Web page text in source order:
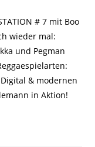
# 7 mit Boo
wieder mal:
und Pegman
Digital & modernen
in Aktion!